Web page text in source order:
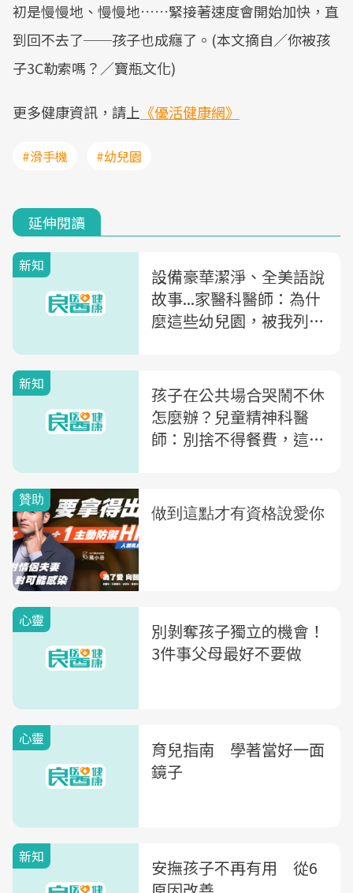
初是慢慢地、慢慢地……緊接著速度會開始加快，直
到回不去了──孩子也成癮了。(本文摘自／你被孩
子3C勒索嗎？／寶瓶文化)
更多健康資訊，請上 《優活健康網》
#滑手機 #幼兒園
延伸閱讀
新知
設備豪華潔淨、全美語說
故事...家醫科醫師：為什
麼這些幼兒園，被我列入
新知
孩子在公共場合哭鬧不休
怎麼辦？兒童精神科醫
師：別捨不得餐費，這幾
心靈
別剝奪孩子獨立的機會！
3件事父母最好不要做
心靈
育兒指南 學著當好一面
鏡子
新知
安撫孩子不再有用 從6